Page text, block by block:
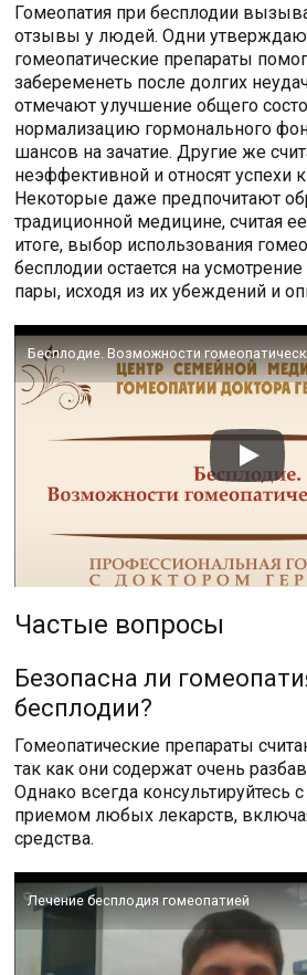
Гомеопатия при бесплодии
отзывы у людей. Одни
гомеопатические препараты
забеременеть после долгих
отмечают улучшение общего
нормализацию гормонального
шансов на зачатие. Другие же
неэффективной и относят успехи
Некоторые даже предпочитают
традиционной медицине, считая
итоге, выбор использования
бесплодии остается на
пары, исходя из их убеждений и
Бесплодие. Возможности
Частые вопросы
Безопасна ли
бесплодии?
Гомеопатические препараты
так как они содержат очень
Однако всегда консультируйтесь
приемом любых лекарств,
средства.
Лечение бесплодия гомеопатией